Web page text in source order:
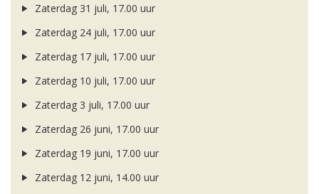
Zaterdag 31 juli, 17.00 uur
Zaterdag 24 juli, 17.00 uur
Zaterdag 17 juli, 17.00 uur
Zaterdag 10 juli, 17.00 uur
Zaterdag 3 juli, 17.00 uur
Zaterdag 26 juni, 17.00 uur
Zaterdag 19 juni, 17.00 uur
Zaterdag 12 juni, 14.00 uur